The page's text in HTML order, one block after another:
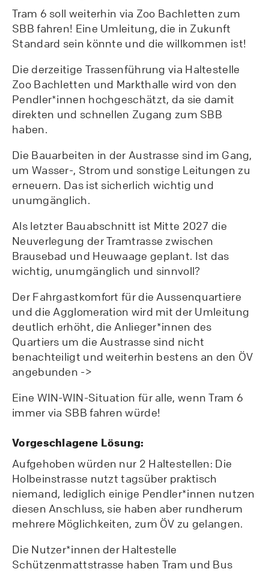
Tram 6 soll weiterhin via Zoo Bachletten zum
SBB fahren! Eine Umleitung, die in Zukunft
Standard sein könnte und die willkommen ist!
Die derzeitige Trassenführung via Haltestelle
Zoo Bachletten und Markthalle wird von den
Pendler*innen hochgeschätzt, da sie damit
direkten und schnellen Zugang zum SBB
haben.
Die Bauarbeiten in der Austrasse sind im Gang,
um Wasser-, Strom und sonstige Leitungen zu
erneuern. Das ist sicherlich wichtig und
unumgänglich.
Als letzter Bauabschnitt ist Mitte 2027 die
Neuverlegung der Tramtrasse zwischen
Brausebad und Heuwaage geplant. Ist das
wichtig, unumgänglich und sinnvoll?
Der Fahrgastkomfort für die Aussenquartiere
und die Agglomeration wird mit der Umleitung
deutlich erhöht, die Anlieger*innen des
Quartiers um die Austrasse sind nicht
benachteiligt und weiterhin bestens an den ÖV
angebunden ->
Eine WIN-WIN-Situation für alle, wenn Tram 6
immer via SBB fahren würde!
Vorgeschlagene Lösung:
Aufgehoben würden nur 2 Haltestellen: Die
Holbeinstrasse nutzt tagsüber praktisch
niemand, lediglich einige Pendler*innen nutzen
diesen Anschluss, sie haben aber rundherum
mehrere Möglichkeiten, zum ÖV zu gelangen.
Die Nutzer*innen der Haltestelle
Schützenmattstrasse haben Tram und Bus